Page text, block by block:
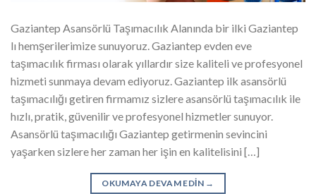
Gaziantep Asansörlü Taşımacılık Alanında bir ilki Gaziantep
lı hemşerilerimize sunuyoruz. Gaziantep evden eve
taşımacılık firması olarak yıllardır size kaliteli ve profesyonel
hizmeti sunmaya devam ediyoruz. Gaziantep ilk asansörlü
taşımacılığı getiren firmamız sizlere asansörlü taşımacılık ile
hızlı, pratik, güvenilir ve profesyonel hizmetler sunuyor.
Asansörlü taşımacılığı Gaziantep getirmenin sevincini
yaşarken sizlere her zaman her işin en kalitelisini […]
OKUMAYA DEVAM EDIN →